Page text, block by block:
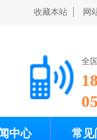
收藏本站 网
全
中心 常见